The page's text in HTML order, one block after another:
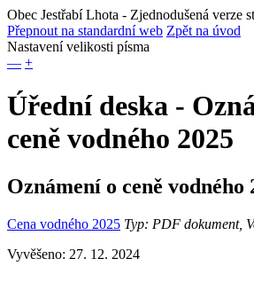
Obec Jestřabí Lhota - Zjednodušená verze
Přepnout na standardní web Zpět na úvod
Nastavení velikosti písma
— +
Úřední deska -
ceně vodného 2025
Oznámení o ceně vodného
Cena vodného 2025 Typ: PDF dokument,
Vyvěšeno: 27. 12. 2024